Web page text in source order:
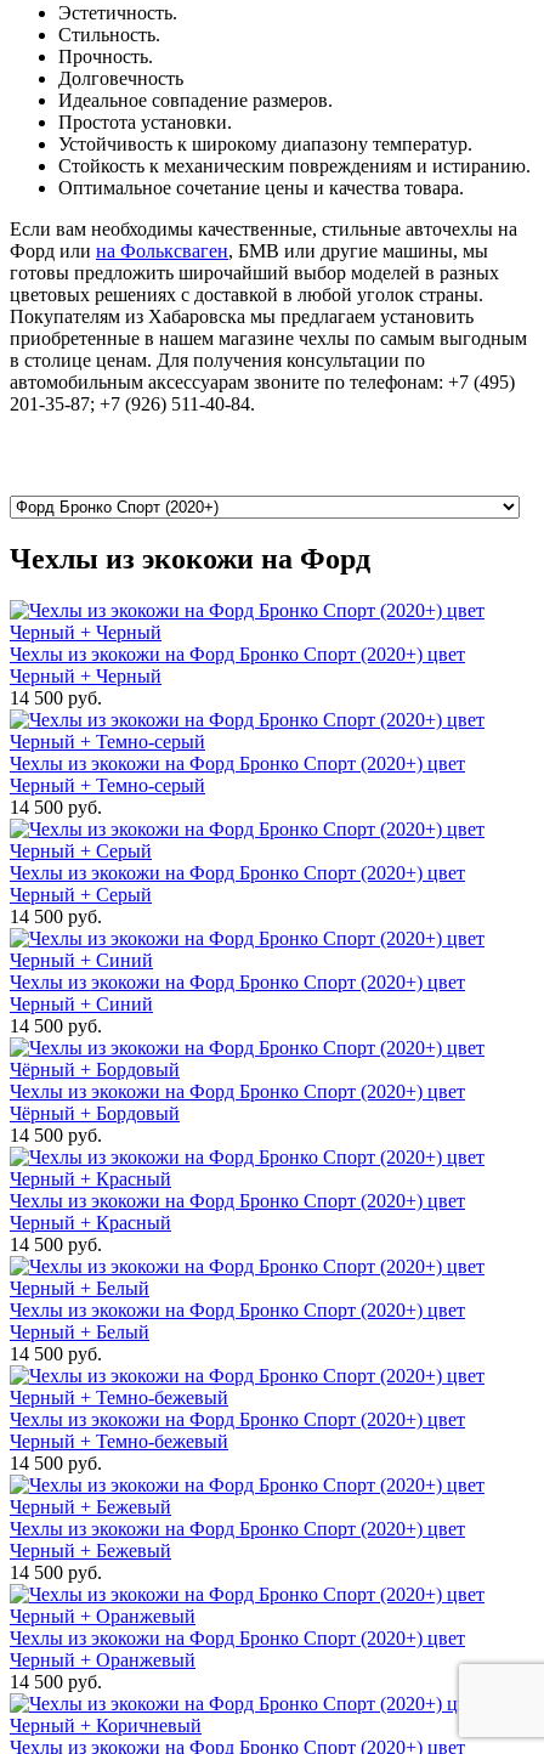
Эстетичность.
Стильность.
Прочность.
Долговечность
Идеальное совпадение размеров.
Простота установки.
Устойчивость к широкому диапазону температур.
Стойкость к механическим повреждениям и истиранию.
Оптимальное сочетание цены и качества товара.
Если вам необходимы качественные, стильные авточехлы на
Форд или на Фольксваген, БМВ или другие машины, мы
готовы предложить широчайший выбор моделей в разных
цветовых решениях с доставкой в любой уголок страны.
Покупателям из Хабаровска мы предлагаем установить
приобретенные в нашем магазине чехлы по самым выгодным
в столице ценам. Для получения консультации по
автомобильным аксессуарам звоните по телефонам: +7 (495)
201-35-87; +7 (926) 511-40-84.
Чехлы из экокожи на Форд
Чехлы из экокожи на Форд Бронко Спорт (2020+) цвет
Черный + Черный
14 500 руб.
Чехлы из экокожи на Форд Бронко Спорт (2020+) цвет
Черный + Темно-серый
14 500 руб.
Чехлы из экокожи на Форд Бронко Спорт (2020+) цвет
Черный + Серый
14 500 руб.
Чехлы из экокожи на Форд Бронко Спорт (2020+) цвет
Черный + Синий
14 500 руб.
Чехлы из экокожи на Форд Бронко Спорт (2020+) цвет
Чёрный + Бордовый
14 500 руб.
Чехлы из экокожи на Форд Бронко Спорт (2020+) цвет
Черный + Красный
14 500 руб.
Чехлы из экокожи на Форд Бронко Спорт (2020+) цвет
Черный + Белый
14 500 руб.
Чехлы из экокожи на Форд Бронко Спорт (2020+) цвет
Черный + Темно-бежевый
14 500 руб.
Чехлы из экокожи на Форд Бронко Спорт (2020+) цвет
Черный + Бежевый
14 500 руб.
Чехлы из экокожи на Форд Бронко Спорт (2020+) цвет
Черный + Оранжевый
14 500 руб.
Чехлы из экокожи на Форд Бронко Спорт (2020+) цвет